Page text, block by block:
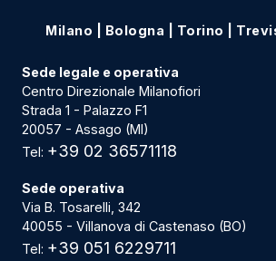
Milano Bologna Torino
Sede legale e operativa
Centro Direzionale Milanofiori
Strada 1 - Palazzo F1
20057 - Assago (MI)
Tel: +39 02 36571118
Sede operativa
Via B. Tosarelli, 342
40055 - Villanova di Castenaso (BO)
Tel: +39 051 6229711